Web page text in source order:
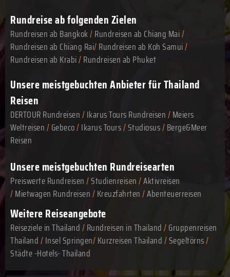
Rundreise ab folgenden Zielen
Rundreisen ab Bangkok/Rundreisen ab Chiang Mai/
Rundreisen ab Chiang Rai/Rundreisen ab Koh Samui/
Rundreisen ab Krabi/Rundreisen ab Phuket
Unsere meistgebuchten Anbieter für Thailand
Reisen
DERTOUR Rundreisen/Ikarus Tours Rundreisen/Meiers
Weltreisen/Gebeco/Ikarus Tours/Studiosus/Berge&Meer
Reisen
Unsere meistgebuchten Rundreisearten
Preiswerte Rundreisen/Studienreisen/Aktivreisen
/Mietwagen Rundreisen/Kreuzfahrten/Abenteuerreisen
Weitere Reiseangebote
Reiseziele in Thailand/Rundreisen in Thailand/Gruppenreisen
Thailand/Insel Springen/Kurzreisen Thailand/Segeltörns/
Städte -Hotels- Thailand